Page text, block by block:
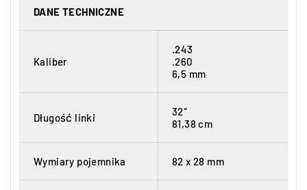
DANE TECHNICZNE
Kaliber
.243
.260
6,5 mm
Długość linki
32″
81,38 cm
Wymiary pojemnika 82 x 28 mm